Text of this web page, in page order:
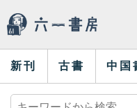
新刊 古書 中国